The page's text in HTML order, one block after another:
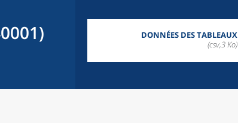
DONNÉES DES TABLEAUX
(csv,3 Ko)